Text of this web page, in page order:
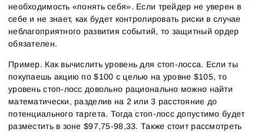
необходимость «понять себя». Если трейдер не уверен в
себе и не знает, как будет контролировать риски в случае
неблагоприятного развития событий, то защитный ордер
обязателен.
Пример. Как вычислить уровень для стоп-лосса. Если ты
покупаешь акцию по $100 с целью на уровне $105, то
уровень стоп-лосс довольно рационально можно найти
математически, разделив на 2 или 3 расстояние до
потенциального таргета. Тогда стоп-лосс допустимо будет
разместить в зоне $97,75-98,33. Также стоит рассмотреть